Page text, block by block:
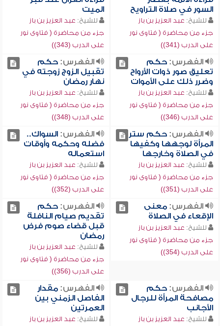
السور في صلاة التراويح
للشيخ: عبد العزيز بن باز
جزء من محاضرة ( فتاوى نور
على الدرب (341))
الميت
للشيخ: عبد العزيز بن باز
جزء من محاضرة ( فتاوى نور
على الدرب (343))
الفهرس:حكم
تعليق صور ذوات الأرواح
وضرر ذلك على الأموات
للشيخ: عبد العزيز بن باز
جزء من محاضرة ( فتاوى نور
على الدرب (346))
الفهرس:حكم
تقبيل الزوج زوجته في
نهار رمضان
للشيخ: عبد العزيز بن باز
جزء من محاضرة ( فتاوى نور
على الدرب (348))
الفهرس:حكم ستر
المرأة لوجهها وكفيها
في الصلاة وخارجها
للشيخ: عبد العزيز بن باز
جزء من محاضرة ( فتاوى نور
على الدرب (351))
الفهرس:السواك..
فضله وحكمه وأوقات
استعماله
للشيخ: عبد العزيز بن باز
جزء من محاضرة ( فتاوى نور
على الدرب (352))
الفهرس:معنى
الإقعاء في الصلاة
للشيخ: عبد العزيز بن باز
جزء من محاضرة ( فتاوى نور
على الدرب (354))
الفهرس:حكم
تقديم صيام النافلة
قبل قضاء صوم فرض
رمضان
للشيخ: عبد العزيز بن باز
جزء من محاضرة ( فتاوى نور
على الدرب (356))
الفهرس:حكم
مصافحة المرأة للرجال
الأجانب
للشيخ: عبد العزيز بن باز
الفهرس:مقدار
الفاصل الزمني بين
العمرتين
للشيخ: عبد العزيز بن باز